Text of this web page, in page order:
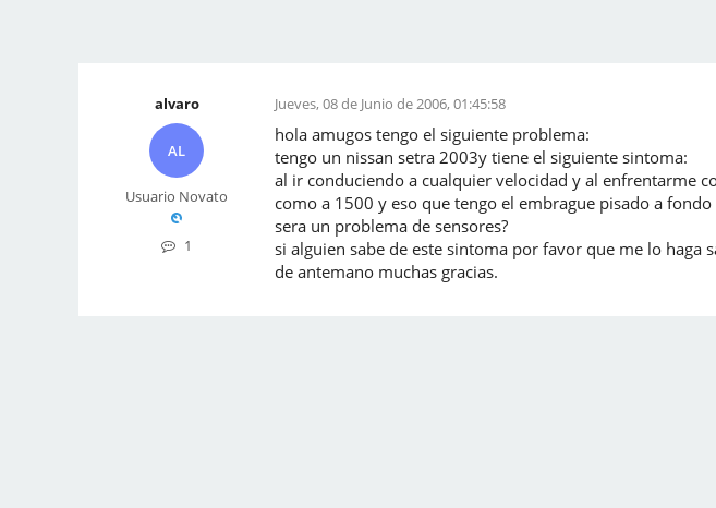
alvaro
AL
Usuario Novato
1
Jueves, 08 de Junio de 2006, 01:45:58
hola amugos tengo el siguiente problema:
tengo un nissan setra 2003y tiene el siguiente sintoma:
al ir conduciendo a cualquier velocidad y al enfrentarme
como a 1500 y eso que tengo el embrague pisado a
sera un problema de sensores?
si alguien sabe de este sintoma por favor que me lo haga
de antemano muchas gracias.